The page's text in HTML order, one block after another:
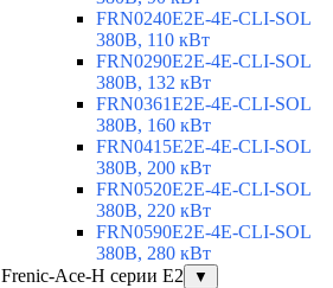
FRN0240E2E-4E-CLI-SOL
380В, 110 кВт
FRN0290E2E-4E-CLI-SOL
380В, 132 кВт
FRN0361E2E-4E-CLI-SOL
380В, 160 кВт
FRN0415E2E-4E-CLI-SOL
380В, 200 кВт
FRN0520E2E-4E-CLI-SOL
380В, 220 кВт
FRN0590E2E-4E-CLI-SOL
380В, 280 кВт
Frenic-Ace-H серии E2
▼